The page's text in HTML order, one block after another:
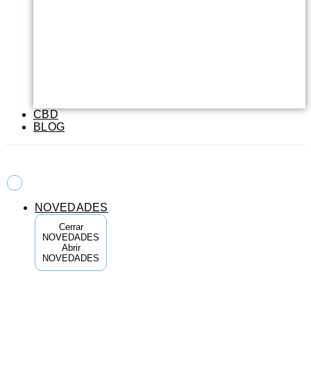
CBD
BLOG
NOVEDADES
Cerrar
NOVEDADES
Abrir
NOVEDADES